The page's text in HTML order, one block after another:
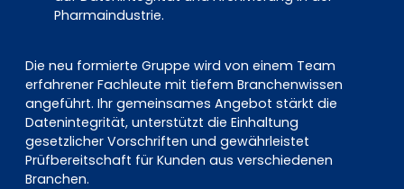
Pharmaindustrie.
Die neu formierte Gruppe wird von einem Team
erfahrener Fachleute mit tiefem Branchenwissen
angeführt. Ihr gemeinsames Angebot stärkt die
Datenintegrität, unterstützt die Einhaltung
gesetzlicher Vorschriften und gewährleistet
Prüfbereitschaft für Kunden aus verschiedenen
Branchen.